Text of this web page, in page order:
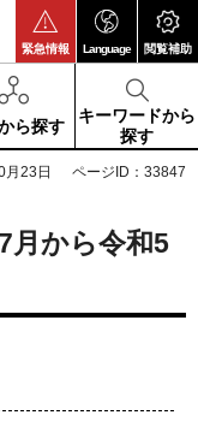
緊急情報 Language 閲覧補助
ら探す
キーワードから
探す
月23日 ページID：33847
から令和5